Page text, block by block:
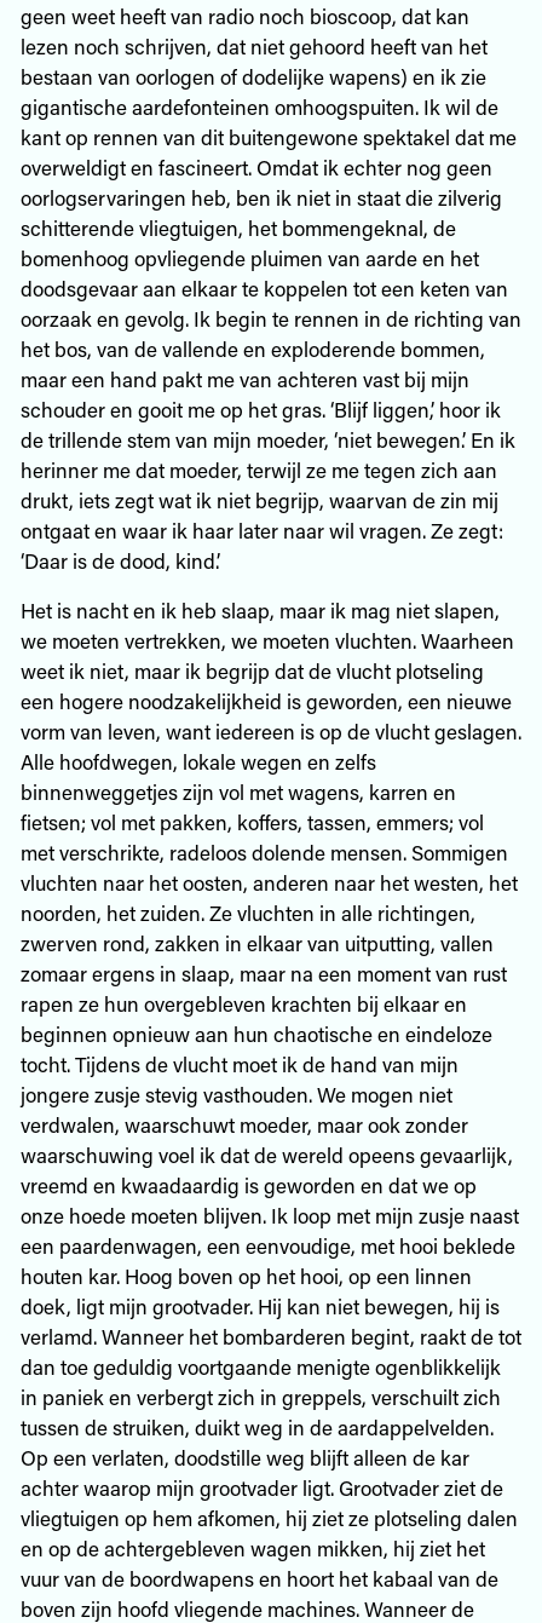
geen weet heeft van radio noch bioscoop, dat kan
lezen noch schrijven, dat niet gehoord heeft van het
bestaan van oorlogen of dodelijke wapens) en ik zie
gigantische aardefonteinen omhoogspuiten. Ik wil de
kant op rennen van dit buitengewone spektakel dat me
overweldigt en fascineert. Omdat ik echter nog geen
oorlogservaringen heb, ben ik niet in staat die zilverig
schitterende vliegtuigen, het bommengeknal, de
bomenhoog opvliegende pluimen van aarde en het
doodsgevaar aan elkaar te koppelen tot een keten van
oorzaak en gevolg. Ik begin te rennen in de richting van
het bos, van de vallende en exploderende bommen,
maar een hand pakt me van achteren vast bij mijn
schouder en gooit me op het gras. ‘Blijf liggen,’ hoor ik
de trillende stem van mijn moeder, ‘niet bewegen.’ En ik
herinner me dat moeder, terwijl ze me tegen zich aan
drukt, iets zegt wat ik niet begrijp, waarvan de zin mij
ontgaat en waar ik haar later naar wil vragen. Ze zegt:
‘Daar is de dood, kind.’
Het is nacht en ik heb slaap, maar ik mag niet slapen,
we moeten vertrekken, we moeten vluchten. Waarheen
weet ik niet, maar ik begrijp dat de vlucht plotseling
een hogere noodzakelijkheid is geworden, een nieuwe
vorm van leven, want iedereen is op de vlucht geslagen.
Alle hoofdwegen, lokale wegen en zelfs
binnenweggetjes zijn vol met wagens, karren en
fietsen; vol met pakken, koffers, tassen, emmers; vol
met verschrikte, radeloos dolende mensen. Sommigen
vluchten naar het oosten, anderen naar het westen, het
noorden, het zuiden. Ze vluchten in alle richtingen,
zwerven rond, zakken in elkaar van uitputting, vallen
zomaar ergens in slaap, maar na een moment van rust
rapen ze hun overgebleven krachten bij elkaar en
beginnen opnieuw aan hun chaotische en eindeloze
tocht. Tijdens de vlucht moet ik de hand van mijn
jongere zusje stevig vasthouden. We mogen niet
verdwalen, waarschuwt moeder, maar ook zonder
waarschuwing voel ik dat de wereld opeens gevaarlijk,
vreemd en kwaadaardig is geworden en dat we op
onze hoede moeten blijven. Ik loop met mijn zusje naast
een paardenwagen, een eenvoudige, met hooi beklede
houten kar. Hoog boven op het hooi, op een linnen
doek, ligt mijn grootvader. Hij kan niet bewegen, hij is
verlamd. Wanneer het bombarderen begint, raakt de tot
dan toe geduldig voortgaande menigte ogenblikkelijk
in paniek en verbergt zich in greppels, verschuilt zich
tussen de struiken, duikt weg in de aardappelvelden.
Op een verlaten, doodstille weg blijft alleen de kar
achter waarop mijn grootvader ligt. Grootvader ziet de
vliegtuigen op hem afkomen, hij ziet ze plotseling dalen
en op de achtergebleven wagen mikken, hij ziet het
vuur van de boordwapens en hoort het kabaal van de
boven zijn hoofd vliegende machines. Wanneer de